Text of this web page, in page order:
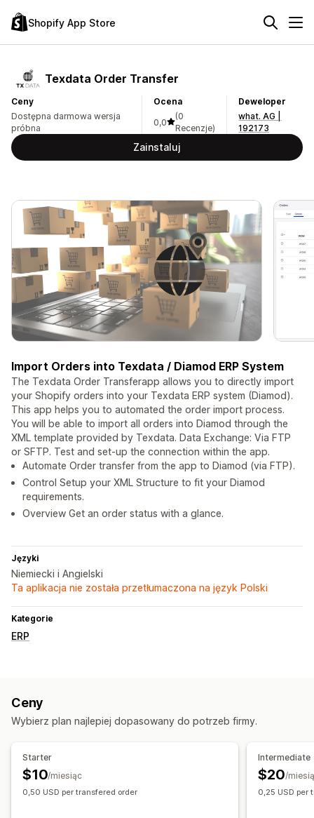
Shopify App Store
Texdata Order Transfer
Ceny
Dostępna darmowa wersja
próbna
Ocena
0,0
(0
Recenzje)
Deweloper
what. AG |
192173
Zainstaluj
Import Orders into Texdata / Diamod ERP System
The Texdata Order Transferapp allows you to directly import
your Shopify orders into your Texdata ERP system (Diamod).
This app helps you to automated the order import process.
You will be able to import all orders into Diamod through the
XML template provided by Texdata. Data Exchange: Via FTP
or SFTP. Test and set-up the connection within the app.
Automate Order transfer from the app to Diamod (via FTP).
Control Setup your XML Structure to fit your Diamod
requirements.
Overview Get an order status with a glance.
Języki
Niemiecki i Angielski
Ta aplikacja nie została przetłumaczona na język Polski
Kategorie
ERP
Ceny
Wybierz plan najlepiej dopasowany do potrzeb firmy.
Starter
$10/miesiąc
0,50 USD per transfered order
Intermediate
$20/
0,25 USD per